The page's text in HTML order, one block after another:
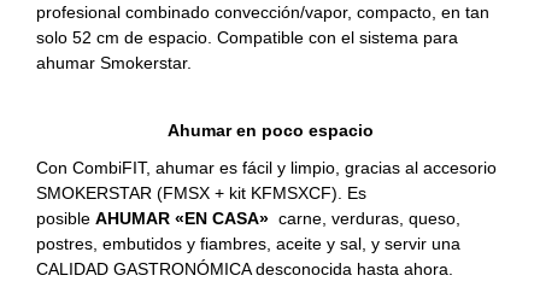
profesional combinado convección/vapor, compacto, en tan
solo 52 cm de espacio. Compatible con el sistema para
ahumar Smokerstar.
Ahumar en poco espacio
Con CombiFIT, ahumar es fácil y limpio, gracias al accesorio
SMOKERSTAR (FMSX + kit KFMSXCF). Es
posible AHUMAR «EN CASA» carne, verduras, queso,
postres, embutidos y fiambres, aceite y sal, y servir una
CALIDAD GASTRONÓMICA desconocida hasta ahora.